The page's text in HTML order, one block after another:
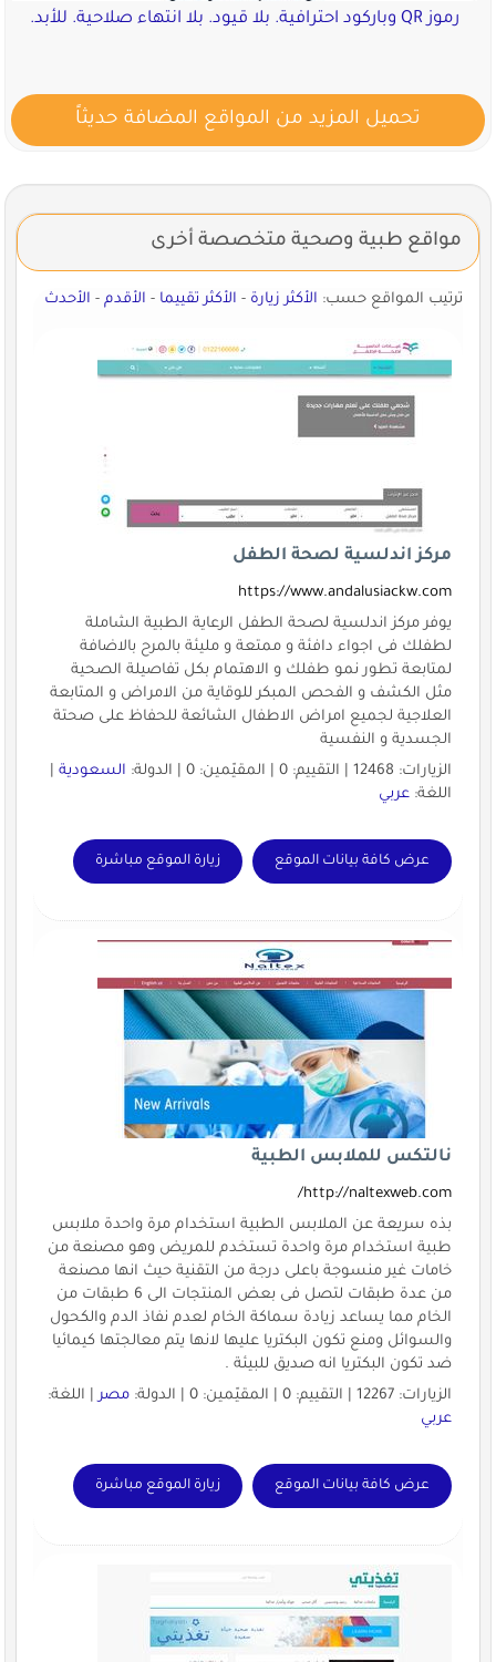
رموز QR وباركود احترافية. بلا قيود. بلا انتهاء صلاحية. للأبد.
تحميل المزيد من المواقع المضافة حديثاً
مواقع طبية وصحية متخصصة أخرى
ترتيب المواقع حسب: الأكثر زيارة-الأكثر تقييما-الأقدم-الأحدث
مركز اندلسية لصحة الطفل
https://www.andalusiackw.com
يوفر مركز اندلسية لصحة الطفل الرعاية الطبية الشاملة
لطفلك فى اجواء دافئة و ممتعة و مليئة بالمرح بالاضافة
لمتابعة تطور نمو طفلك و الاهتمام بكل تفاصيلة الصحية
مثل الكشف و الفحص المبكر للوقاية من الامراض و المتابعة
العلاجية لجميع امراض الاطفال الشائعة للحفاظ على صحتة
الجسدية و النفسية
الزيارات: 12468 | التقييم: 0 | المقيّمين: 0 | الدولة:
السعودية|
اللغة: عربي
عرض كافة بيانات الموقع زيارة الموقع مباشرة
نالتكس للملابس الطبية
http://naltexweb.com/
بذه سريعة عن الملابس الطبية استخدام مرة واحدة ملابس
طبية استخدام مرة واحدة تستخدم للمريض وهو مصنعة من
خامات غير منسوجة باعلى درجة من التقنية حيث انها مصنعة
من عدة طبقات لتصل فى بعض المنتجات الى 6 طبقات من
الخام مما يساعد زيادة سماكة الخام لعدم نفاذ الدم والكحول
والسوائل ومنع تكون البكتريا عليها لانها يتم معالجتها كيمائيا
ضد تكون البكتريا انه صديق للبيئة .
الزيارات: 12267 | التقييم: 0 | المقيّمين: 0 | الدولة:
مصر| اللغة:
عربي
عرض كافة بيانات الموقع زيارة الموقع مباشرة